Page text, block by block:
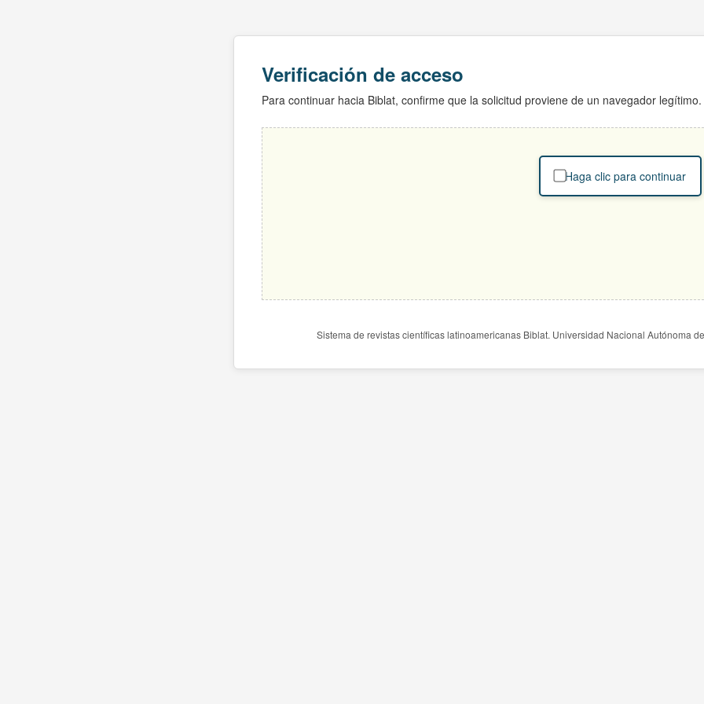
Verificación de acceso
Para continuar hacia Biblat, confirme que la solicitud proviene de un navegador legítimo.
Haga clic para continuar
Sistema de revistas científicas latinoamericanas Biblat. Universidad Nacional Autónoma